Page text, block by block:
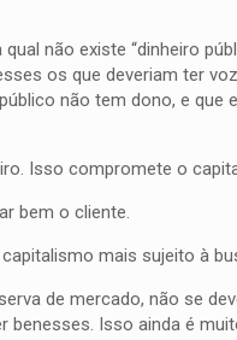
não existe “dinheiro
os que deveriam ter
não tem dono, e que
Isso compromete o
bem o cliente.
mais sujeito à
de mercado, não se
benesses. Isso ainda é